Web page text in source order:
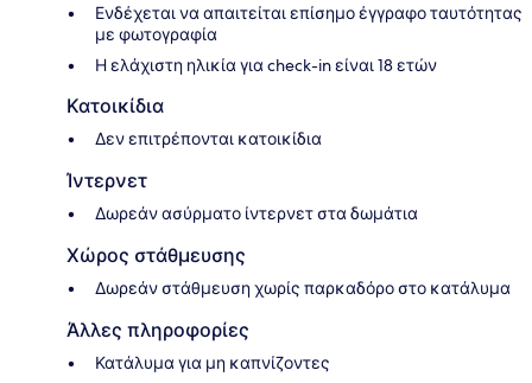
Ενδέχεται να απαιτείται επίσημο έγγραφο ταυτότητας
με φωτογραφία
Η ελάχιστη ηλικία για check-in είναι 18 ετών
Κατοικίδια
Δεν επιτρέπονται κατοικίδια
Ίντερνετ
Δωρεάν ασύρματο ίντερνετ στα δωμάτια
Χώρος στάθμευσης
Δωρεάν στάθμευση χωρίς παρκαδόρο στο κατάλυμα
Άλλες πληροφορίες
Κατάλυμα για μη καπνίζοντες